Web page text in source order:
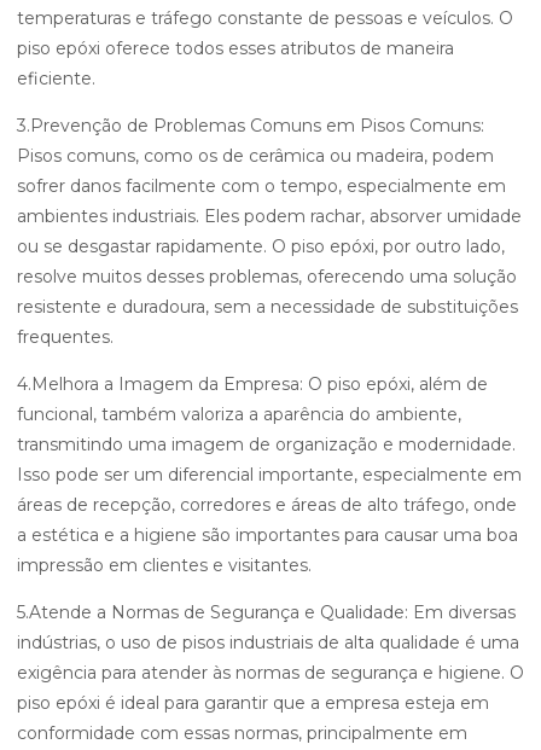
temperaturas e tráfego constante de pessoas e veículos. O
piso epóxi oferece todos esses atributos de maneira
eficiente.
3.Prevenção de Problemas Comuns em Pisos Comuns:
Pisos comuns, como os de cerâmica ou madeira, podem
sofrer danos facilmente com o tempo, especialmente em
ambientes industriais. Eles podem rachar, absorver umidade
ou se desgastar rapidamente. O piso epóxi, por outro lado,
resolve muitos desses problemas, oferecendo uma solução
resistente e duradoura, sem a necessidade de substituições
frequentes.
4.Melhora a Imagem da Empresa: O piso epóxi, além de
funcional, também valoriza a aparência do ambiente,
transmitindo uma imagem de organização e modernidade.
Isso pode ser um diferencial importante, especialmente em
áreas de recepção, corredores e áreas de alto tráfego, onde
a estética e a higiene são importantes para causar uma boa
impressão em clientes e visitantes.
5.Atende a Normas de Segurança e Qualidade: Em diversas
indústrias, o uso de pisos industriais de alta qualidade é uma
exigência para atender às normas de segurança e higiene. O
piso epóxi é ideal para garantir que a empresa esteja em
conformidade com essas normas, principalmente em